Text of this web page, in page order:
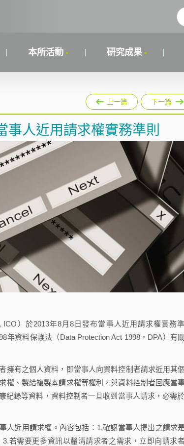
本所活動 研究成果
上一篇 下一篇
人近用請求權實務準則
）於2013年8月8日發布當事人近用請求權實務準
年資料保護法（Data Protection Act 1998，DPA）有
有之個人資料，即當事人向資料控制者請求近用其
權、製給複製本請求權等權利，與資料控制者回應當
紀錄等資料，資料控制者一旦收到當事人請求，必需
近用請求權。內容包括：1.確認當事人提出之請求
若需要更多資訊以釐清請求者之需求，立即向請求